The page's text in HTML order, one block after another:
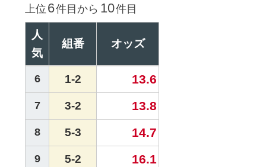
上位 6件目から 10件目
人
気
組番 オッズ
6 1-2 13.6
7 3-2 13.8
8 5-3 14.7
9 5-2 16.1